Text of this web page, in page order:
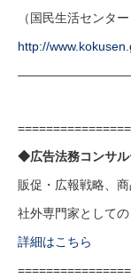
（国民生活センタ
http://
◆広告法務コンサ
販促・広報戦略、
社外専門家として
詳細はこちら